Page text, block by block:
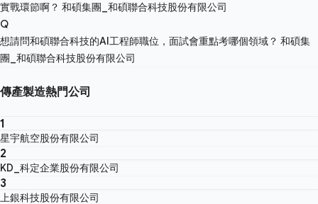
實戰環節啊？ 和碩集團_和碩聯合科技股份有限公司
Q
想請問和碩聯合科技的AI工程師職位，面試會重點考哪個領域？ 和碩集
團_和碩聯合科技股份有限公司
傳產製造熱門公司
1
星宇航空股份有限公司
2
KD_科定企業股份有限公司
3
上銀科技股份有限公司